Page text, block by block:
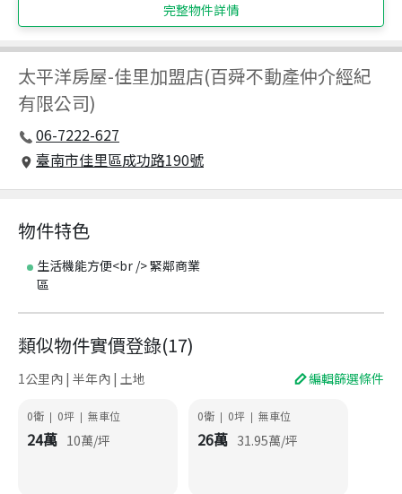
完整物件詳情
太平洋房屋-佳里加盟店(百舜不動產仲介經紀
有限公司)
06-7222-627
臺南市佳里區成功路190號
物件特色
生活機能方便<br /> 緊鄰商業
區
類似物件實價登錄(17)
1公里內 | 半年內 | 土地 編輯篩選條件
0衛 | 0坪 | 無車位
24萬 10萬/坪
0衛 | 0坪 | 無車位
26萬 31.95萬/坪